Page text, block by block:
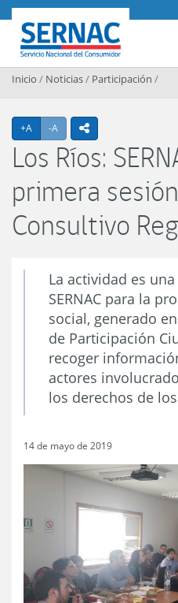
Contenido principal
SERNAC
Inicio / Noticias/ Participación /
+A Agrandar texto
-A Achicar textoicono
Los Ríos:
primera
Consultivo
La actividad es
SERNAC para la
social, generado
de Participación
recoger
actores
los derechos de
14 de mayo de 2019